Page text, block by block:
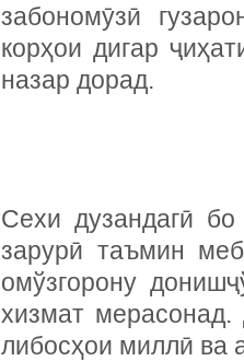
забономӯзӣ
корҳои дигар
назар дорад.
Сехи дузандагӣ
зарурӣ таъмин
омўзгорону
хизмат мерасонад.
либосҳои миллӣ ва